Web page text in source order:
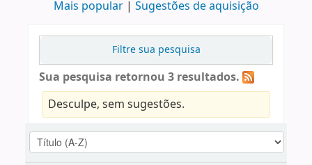
Mais popular
Sugestões de aquisição
Filtre sua pesquisa
Sua pesquisa retornou 3 resultados.
Desculpe, sem sugestões.